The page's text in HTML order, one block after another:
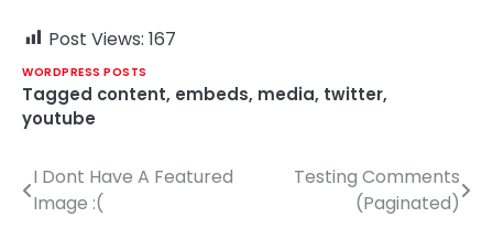
Post Views: 167
WORDPRESS POSTS
Tagged content, embeds, media, twitter,
youtube
Post
navigation
I Dont Have A Featured
Image :(
Testing Comments
(Paginated)